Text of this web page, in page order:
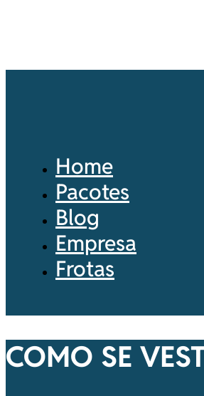
Home
Pacotes
Blog
Empresa
Frotas
COMO SE